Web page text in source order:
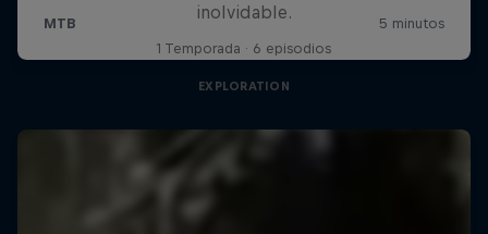
inolvidable.
1 Temporada · 6 episodios
EXPLORATION